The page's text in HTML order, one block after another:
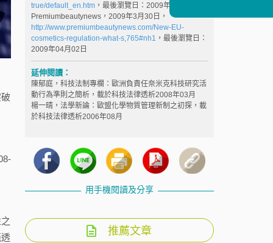
true/default_en.htm，最後瀏覽日：2009年04月01日
Premiumbeautynews，2009年3月30日，
http://www.premiumbeautynews.com/New-EU-
cosmetics-regulation-what-s,765#nh1 ，最後瀏覽日：
2009年04月02日
延伸閱讀：
陳郁庭，科技法制專欄：歐洲負責任奈米克科技研究活
動行為準則之簡析，載於科技法律透析2008年03月
楊一晴，法學新論：歐盟化學物質管理新制之初探，載
於科技法律透析2006年08月
用手機閱讀及分享
推薦文章